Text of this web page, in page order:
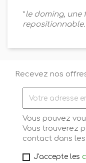
*le doming, une
repositionnable.
Recevez nos
Vous pouvez
Vous trouverez
contact dans
J'accepte les